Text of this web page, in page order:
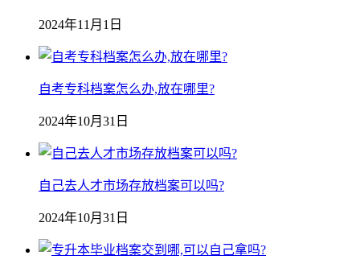
2024年11月1日
自考专科档案怎么办,放在哪里?
2024年10月31日
自己去人才市场存放档案可以吗?
2024年10月31日